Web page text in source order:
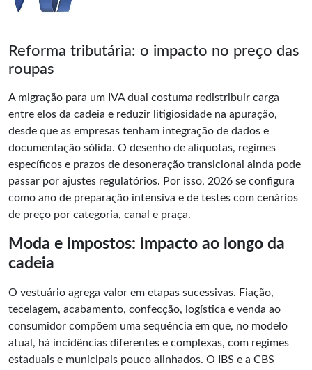
Reforma tributária: o impacto no preço das
roupas
A migração para um IVA dual costuma redistribuir carga
entre elos da cadeia e reduzir litigiosidade na apuração,
desde que as empresas tenham integração de dados e
documentação sólida. O desenho de alíquotas, regimes
específicos e prazos de desoneração transicional ainda pode
passar por ajustes regulatórios. Por isso, 2026 se configura
como ano de preparação intensiva e de testes com cenários
de preço por categoria, canal e praça.
Moda e impostos: impacto ao longo da
cadeia
O vestuário agrega valor em etapas sucessivas. Fiação,
tecelagem, acabamento, confecção, logística e venda ao
consumidor compõem uma sequência em que, no modelo
atual, há incidências diferentes e complexas, com regimes
estaduais e municipais pouco alinhados. O IBS e a CBS